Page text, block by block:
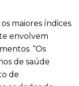
maiores índices
envolvem
“Os
de saúde
de